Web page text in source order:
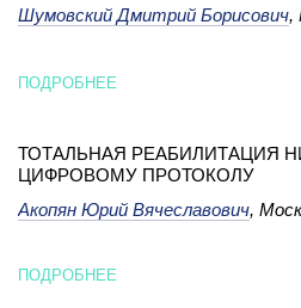
Шумовский Дмитрий Борисович,
ПОДРОБНЕЕ
ТОТАЛЬНАЯ РЕАБИЛИТАЦИЯ
ЦИФРОВОМУ ПРОТОКОЛУ
Акопян Юрий Вячеславович,
ПОДРОБНЕЕ